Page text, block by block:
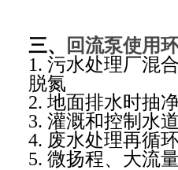
三、
回流泵使用
1. 污水处理厂混
脱氮
2. 地面排水时抽
3. 灌溉和控制水
4. 废水处理再循
5. 微扬程、大流